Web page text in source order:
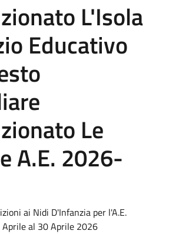
L'Isola
Educativo
Le
A.E. 2026-
ai Nidi D'Infanzia per l'A.E.
al 30 Aprile 2026